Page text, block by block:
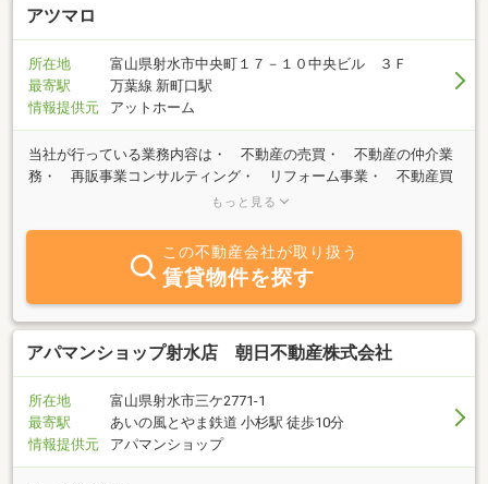
アツマロ
所在地
富山県射水市中央町１７－１０中央ビル ３Ｆ
最寄駅
万葉線 新町口駅
情報提供元
アットホーム
当社が行っている業務内容は・ 不動産の売買・ 不動産の仲介業
務・ 再販事業コンサルティング・ リフォーム事業・ 不動産買
取不動産経験８年以上の経験あり富山県全域で不動産買取再販事業
中古住宅の再販を経験してきまして、特に住宅の再生業務が得意分
野です。富山県全域で事業を行ってきましたので、苦手エリアなど
はありません。空き家問題や相続をしたけどどうしたらいいのか分
からないという方に向けて少しでもお役に立てればと思っておりま
す！
もっと見る
この不動産会社が取り扱う
賃貸物件を探す
アパマンショップ射水店 朝日不動産株式会社
所在地
富山県射水市三ケ2771-1
最寄駅
あいの風とやま鉄道 小杉駅 徒歩10分
情報提供元
アパマンショップ